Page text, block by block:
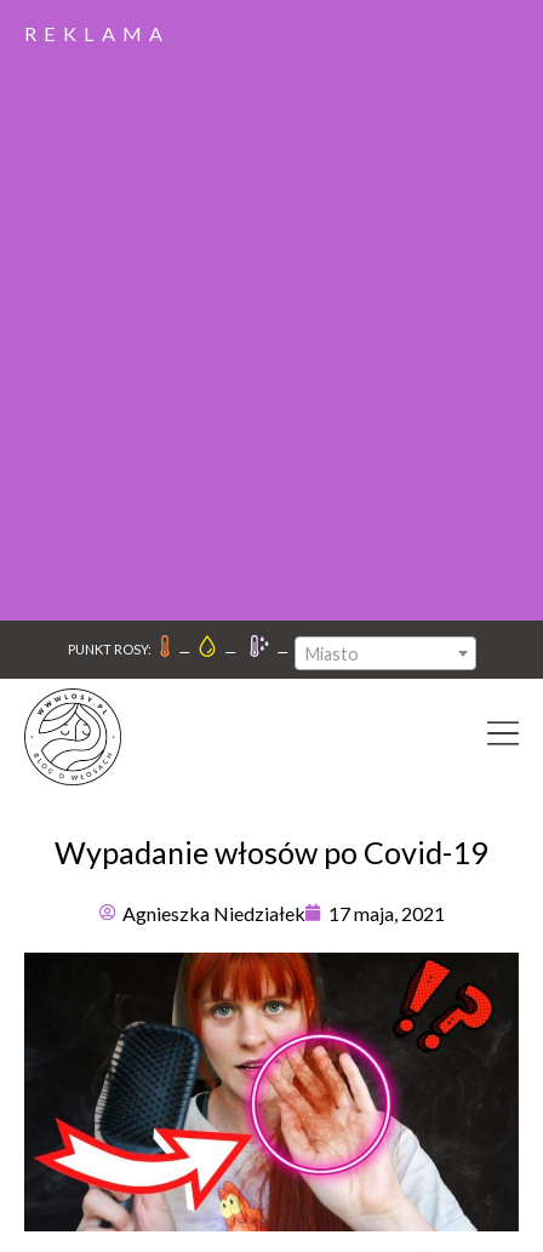
REKLAMA
PUNKT ROSY: – – – Miasto
Wypadanie włosów po Covid-19
Agnieszka Niedziałek 17 maja, 2021